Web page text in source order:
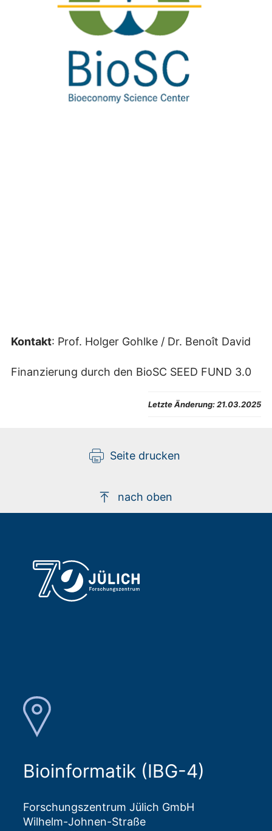
Kontakt: Prof. Holger Gohlke / Dr. Benoît David
Finanzierung durch den BioSC SEED FUND 3.0
Letzte Änderung:21.03.2025
Seite drucken
nach oben
Bioinformatik (IBG-4)
Forschungszentrum Jülich GmbH
Wilhelm-Johnen-Straße